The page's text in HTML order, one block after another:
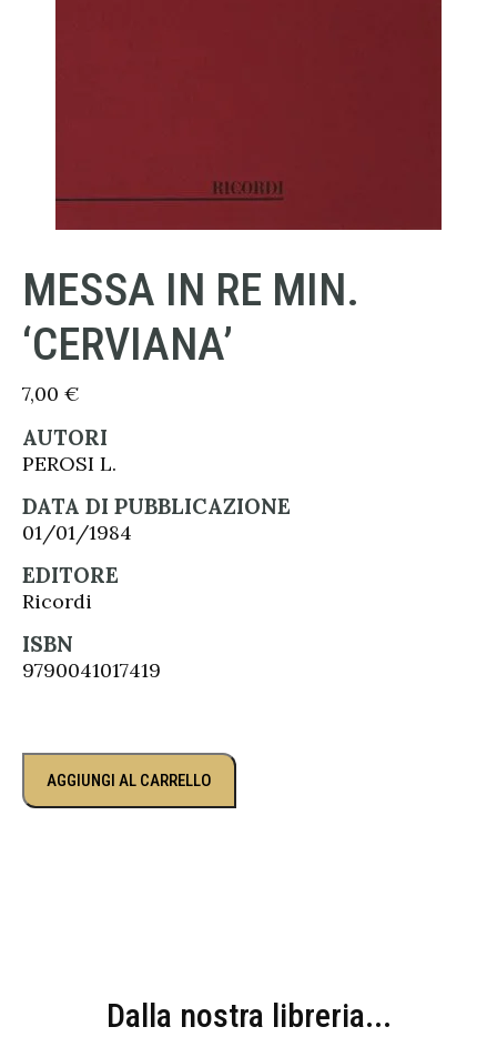
MESSA IN RE MIN.
‘CERVIANA’
7,00 €
AUTORI
PEROSI L.
DATA DI PUBBLICAZIONE
01/01/1984
EDITORE
Ricordi
ISBN
9790041017419
AGGIUNGI AL CARRELLO
Dalla nostra libreria...